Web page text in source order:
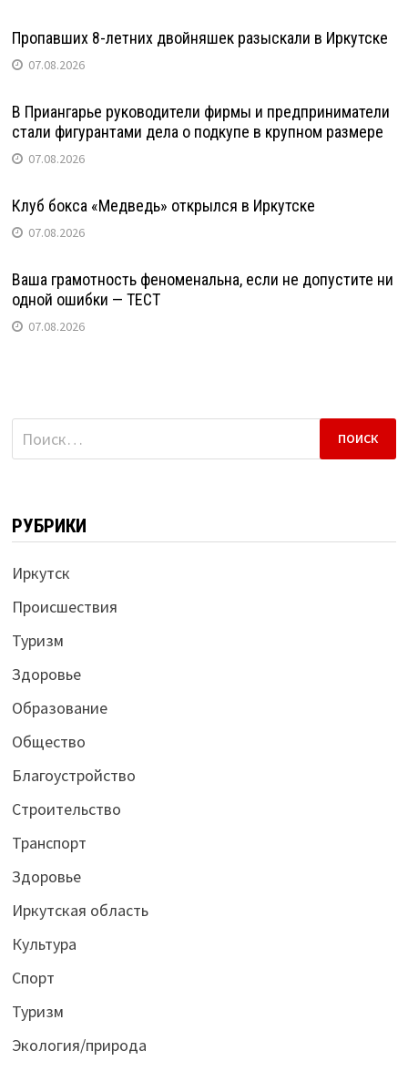
Пропавших 8-летних двойняшек разыскали в Иркутске
07.08.2026
В Приангарье руководители фирмы и предприниматели
стали фигурантами дела о подкупе в крупном размере
07.08.2026
Клуб бокса «Медведь» открылся в Иркутске
07.08.2026
Ваша грамотность феноменальна, если не допустите ни
одной ошибки — ТЕСТ
07.08.2026
Найти:
РУБРИКИ
Иркутск
Происшествия
Туризм
Здоровье
Образование
Общество
Благоустройство
Строительство
Транспорт
Здоровье
Иркутская область
Культура
Спорт
Туризм
Экология/природа